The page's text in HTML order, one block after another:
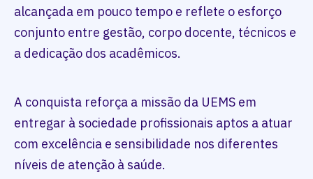
alcançada em pouco tempo e reflete o esforço
conjunto entre gestão, corpo docente, técnicos e
a dedicação dos acadêmicos.
A conquista reforça a missão da UEMS em
entregar à sociedade profissionais aptos a atuar
com excelência e sensibilidade nos diferentes
níveis de atenção à saúde.